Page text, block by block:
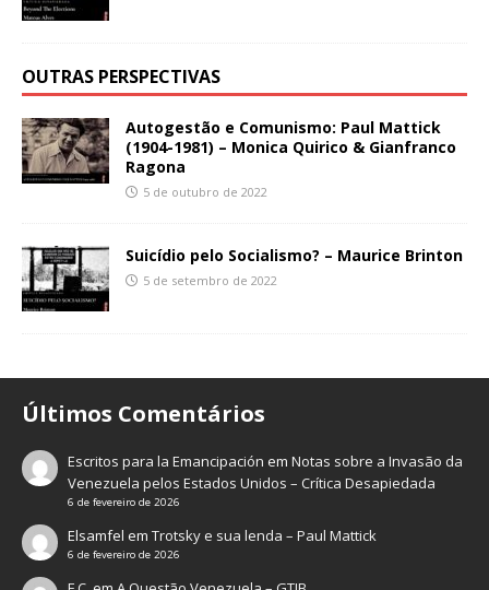
OUTRAS PERSPECTIVAS
Autogestão e Comunismo: Paul Mattick
(1904-1981) – Monica Quirico & Gianfranco
Ragona
5 de outubro de 2022
Suicídio pelo Socialismo? – Maurice Brinton
5 de setembro de 2022
Últimos Comentários
Escritos para la Emancipación emNotas sobre a Invasão da
Venezuela pelos Estados Unidos – Crítica Desapiedada
6 de fevereiro de 2026
Elsamfel emTrotsky e sua lenda – Paul Mattick
6 de fevereiro de 2026